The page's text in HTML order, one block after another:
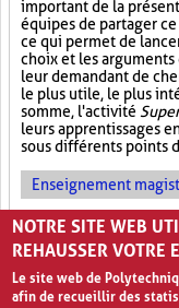
important de la
équipes de partager
ce qui permet de
choix et les arguments
leur demandant de
le plus utile, le plus
somme, l'activité
leurs apprentissages
sous différents points
Enseignement
Travail d'équipe (8)
NOTRE SITE WEB
REHAUSSER VOTRE
Le site web de
afin de recueillir des